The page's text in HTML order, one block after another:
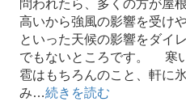
問われたら、多くの方が屋
高いから強風の影響を受け
といった天候の影響をダイ
でもないところです。 寒
雹はもちろんのこと、軒に
み…続きを読む